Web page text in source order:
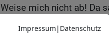
Weise mich nicht ab! Da
Und er sagte: Sprich
dich nicht abweisen,